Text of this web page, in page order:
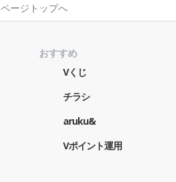
ページトップへ
おすすめ
Vくじ
チラシ
aruku&
Vポイント運用